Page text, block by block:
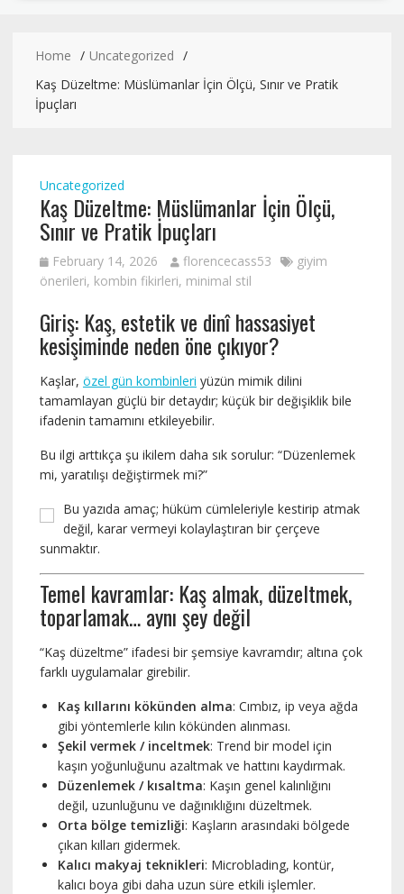
Home
Uncategorized
Kaş Düzeltme: Müslümanlar İçin Ölçü, Sınır ve Pratik
İpuçları
Uncategorized
Kaş Düzeltme: Müslümanlar İçin Ölçü,
Sınır ve Pratik İpuçları
February 14, 2026 florencecass53
giyim
önerileri, kombin fikirleri, minimal stil
Giriş: Kaş, estetik ve dinî hassasiyet
kesişiminde neden öne çıkıyor?
Kaşlar, özel gün kombinleri yüzün mimik dilini
tamamlayan güçlü bir detaydır; küçük bir değişiklik bile
ifadenin tamamını etkileyebilir.
Bu ilgi arttıkça şu ikilem daha sık sorulur: “Düzenlemek
mi, yaratılışı değiştirmek mi?”
Bu yazıda amaç; hüküm cümleleriyle kestirip atmak
değil, karar vermeyi kolaylaştıran bir çerçeve
sunmaktır.
Temel kavramlar: Kaş almak, düzeltmek,
toparlamak… aynı şey değil
“Kaş düzeltme” ifadesi bir şemsiye kavramdır; altına çok
farklı uygulamalar girebilir.
Kaş kıllarını kökünden alma: Cımbız, ip veya ağda
gibi yöntemlerle kılın kökünden alınması.
Şekil vermek / inceltmek: Trend bir model için
kaşın yoğunluğunu azaltmak ve hattını kaydırmak.
Düzenlemek / kısaltma: Kaşın genel kalınlığını
değil, uzunluğunu ve dağınıklığını düzeltmek.
Orta bölge temizliği: Kaşların arasındaki bölgede
çıkan kılları gidermek.
Kalıcı makyaj teknikleri: Microblading, kontür,
kalıcı boya gibi daha uzun süre etkili işlemler.